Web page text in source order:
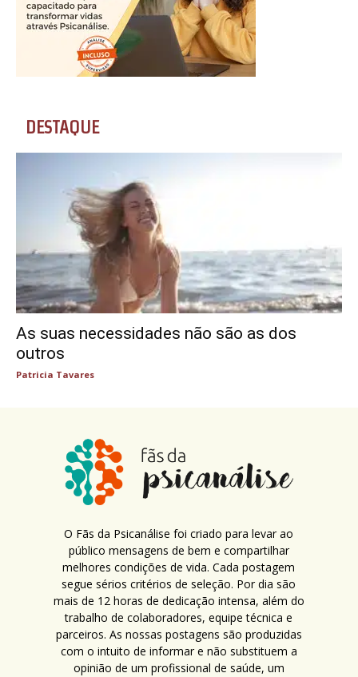
DESTAQUE
As suas necessidades não são as dos
outros
Patricia Tavares
O Fãs da Psicanálise foi criado para levar ao
público mensagens de bem e compartilhar
melhores condições de vida. Cada postagem
segue sérios critérios de seleção. Por dia são
mais de 12 horas de dedicação intensa, além do
trabalho de colaboradores, equipe técnica e
parceiros. As nossas postagens são produzidas
com o intuito de informar e não substituem a
opinião de um profissional de saúde, um